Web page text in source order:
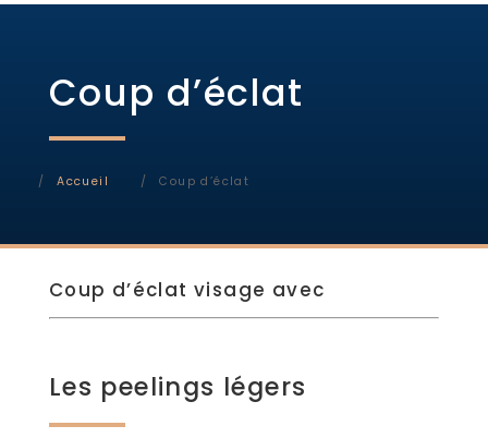
Coup d’éclat
Accueil Coup d’éclat
Coup d’éclat visage avec
Les peelings légers